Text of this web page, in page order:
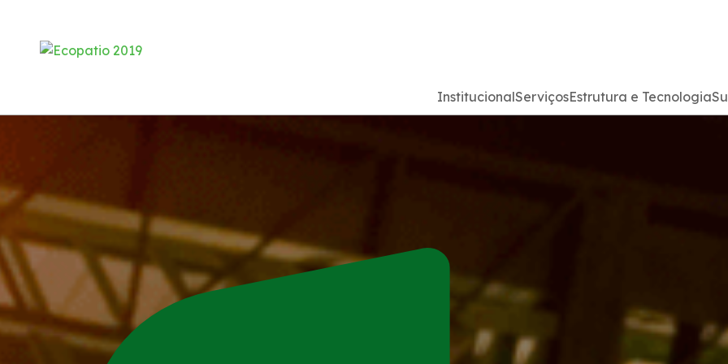
InstitucionalServiçosEstrutura e Tecnologia
Missao, Visão e Valores
Serviços
Pátio Regulador